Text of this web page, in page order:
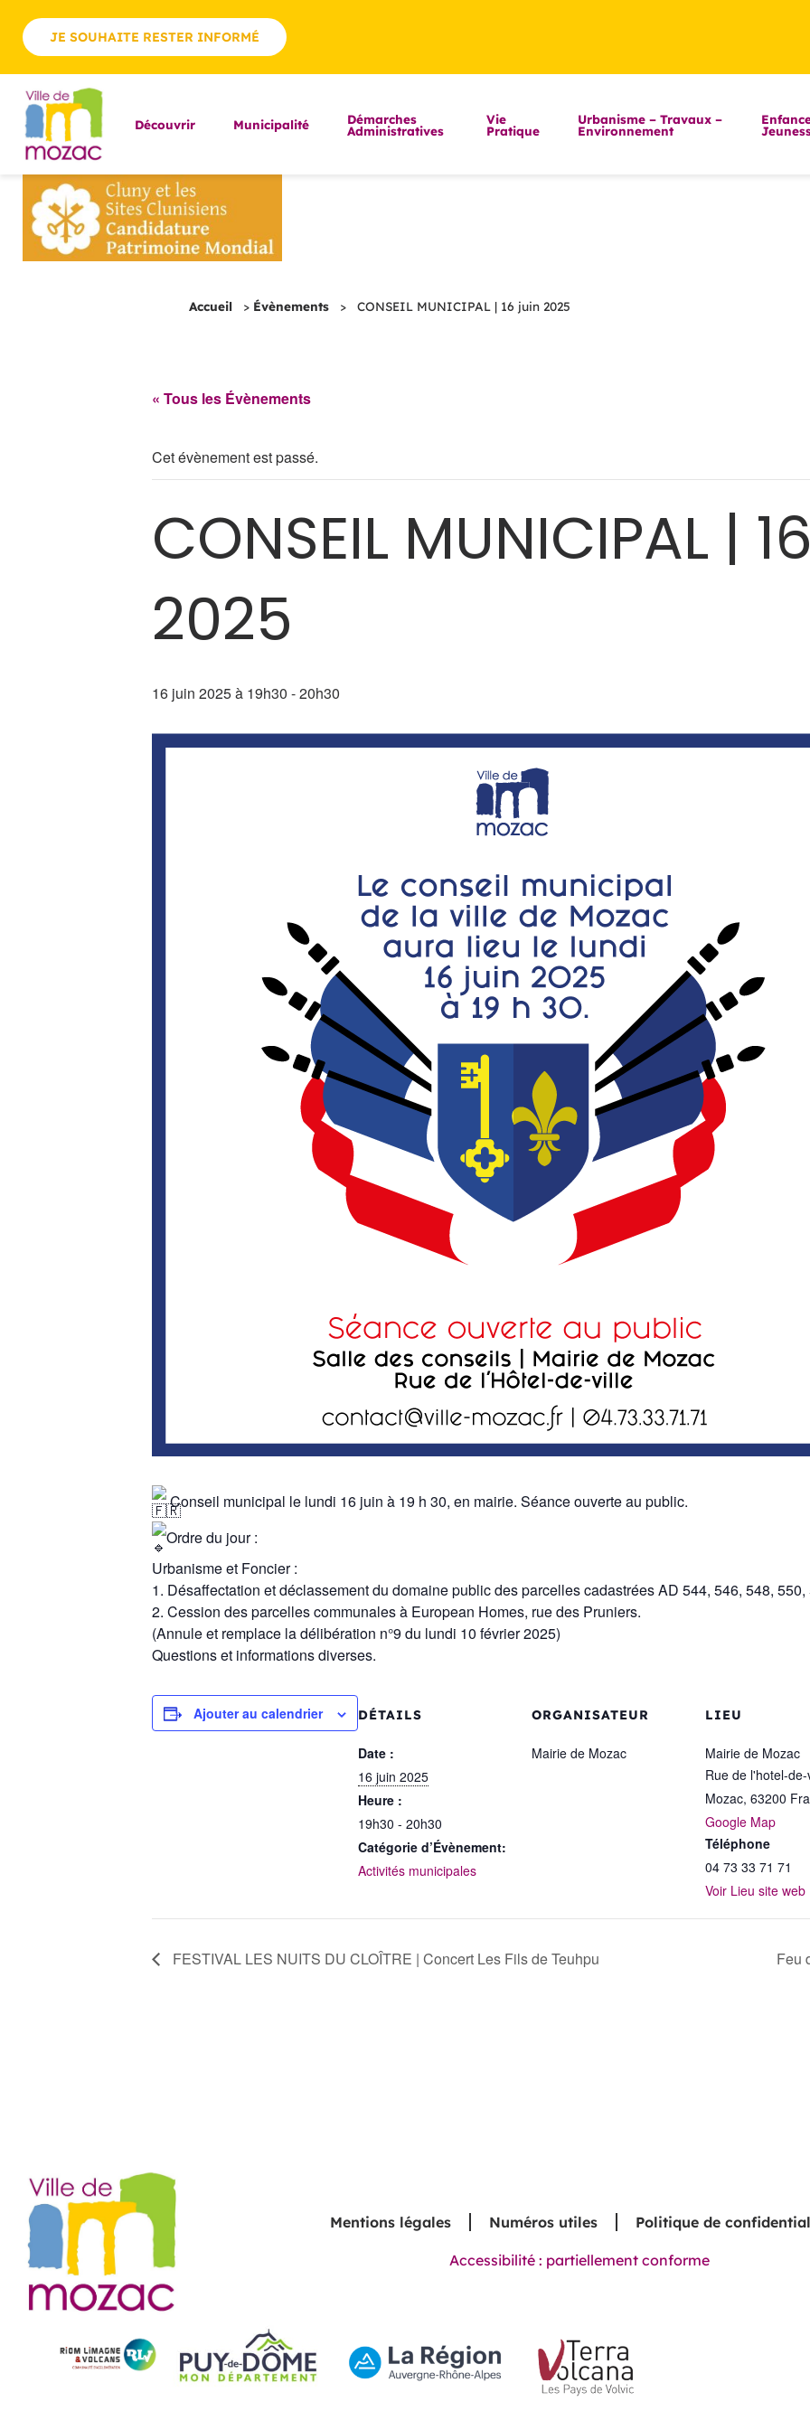
JE SOUHAITE RESTER INFORMÉ
Découvrir Municipalité Démarches
Administratives
Vie
Pratique
Urbanisme – Travaux –
Environnement
Accueil > Évènements > CONSEIL MUNICIPAL | 16 juin 2025
« Tous les Évènements
Cet évènement est passé.
CONSEIL MUNICIPAL |
2025
16 juin 2025 à 19h30 -20h30
Conseil municipal le lundi 16 juin à 19 h 30, en mairie. Séance ouverte au public.
Ordre du jour :
Urbanisme et Foncier :
1. Désaffectation et déclassement du domaine public des parcelles cadastrées AD 544, 546, 548,
2. Cession des parcelles communales à European Homes, rue des Pruniers.
(Annule et remplace la délibération n°9 du lundi 10 février 2025)
Questions et informations diverses.
Ajouter au calendrier DÉTAILS
Date :
16 juin 2025
Heure :
19h30 - 20h30
Catégorie d’Évènement:
Activités municipales
ORGANISATEUR
Mairie de Mozac
LIEU
Mairie de Mozac
Rue de l'hotel-
Mozac, 63200
Google Map
Téléphone
04 73 33 71 71
Voir Lieu site web
FESTIVAL LES NUITS DU CLOÎTRE | Concert Les Fils de Teuhpu Feu
Mentions légales Numéros utiles Politique de
Accessibilité : partiellement conforme